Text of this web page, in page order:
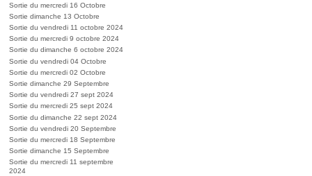
Sortie du mercredi 16 Octobre
Sortie dimanche 13 Octobre
Sortie du vendredi 11 octobre 2024
Sortie du mercredi 9 octobre 2024
Sortie du dimanche 6 octobre 2024
Sortie du vendredi 04 Octobre
Sortie du mercredi 02 Octobre
Sortie dimanche 29 Septembre
Sortie du vendredi 27 sept 2024
Sortie du mercredi 25 sept 2024
Sortie du dimanche 22 sept 2024
Sortie du vendredi 20 Septembre
Sortie du mercredi 18 Septembre
Sortie dimanche 15 Septembre
Sortie du mercredi 11 septembre
2024